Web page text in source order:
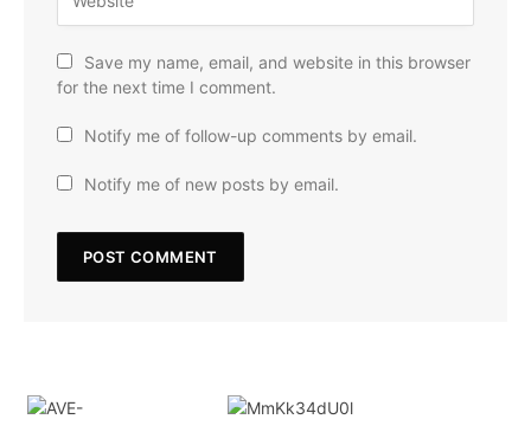
Save my name, email, and website in this browser
for the next time I comment.
Notify me of follow-up comments by email.
Notify me of new posts by email.